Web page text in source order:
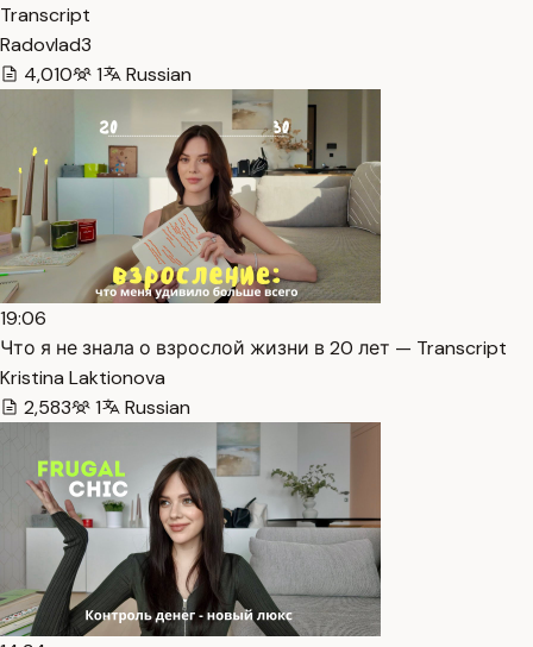
Transcript
Radovlad3
4,010
1 Russian
19:06
Что я не знала о взрослой жизни в 20 лет — Transcript
Kristina Laktionova
2,583
1 Russian